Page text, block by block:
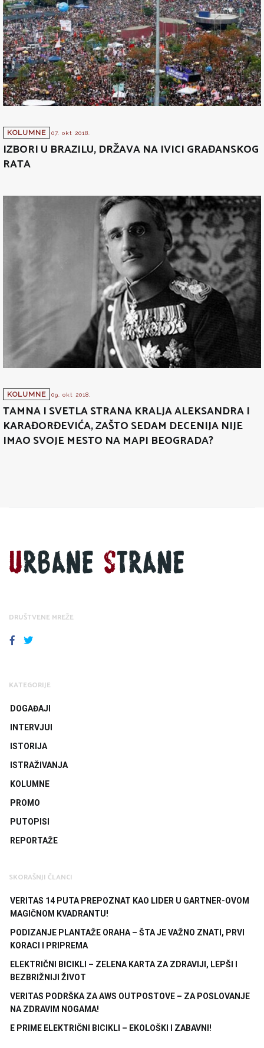
KOLUMNE 07. okt 2018.
IZBORI U BRAZILU, DRŽAVA NA IVICI GRAĐANSKOG
RATA
KOLUMNE 09. okt 2018.
TAMNA I SVETLA STRANA KRALJA ALEKSANDRA I
KARAĐORĐEVIĆA, ZAŠTO SEDAM DECENIJA NIJE
IMAO SVOJE MESTO NA MAPI BEOGRADA?
DRUŠTVENE MREŽE
FACEBOOK
TWITTER
KATEGORIJE
DOGAĐAJI
INTERVJUI
ISTORIJA
ISTRAŽIVANJA
KOLUMNE
PROMO
PUTOPISI
REPORTAŽE
SKORAŠNJI ČLANCI
VERITAS 14 PUTA PREPOZNAT KAO LIDER U GARTNER-OVOM
MAGIČNOM KVADRANTU!
PODIZANJE PLANTAŽE ORAHA – ŠTA JE VAŽNO ZNATI, PRVI
KORACI I PRIPREMA
ELEKTRIČNI BICIKLI – ZELENA KARTA ZA ZDRAVIJI, LEPŠI I
BEZBRIŽNIJI ŽIVOT
VERITAS PODRŠKA ZA AWS OUTPOSTOVE – ZA POSLOVANJE
NA ZDRAVIM NOGAMA!
E PRIME ELEKTRIČNI BICIKLI – EKOLOŠKI I ZABAVNI!